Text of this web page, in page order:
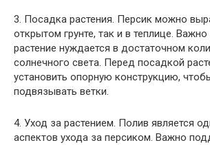
3. Посадка растения. Персик можно
открытом грунте, так и в теплице. Важно
растение нуждается в достаточном
солнечного света. Перед посадкой
установить опорную конструкцию,
подвязывать ветки.
4. Уход за растением. Полив является
аспектов ухода за персиком. Важно